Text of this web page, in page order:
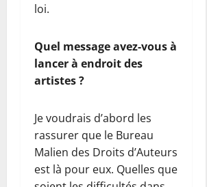
loi.
Quel message avez-vous à
lancer à endroit des
artistes ?
Je voudrais d’abord les
rassurer que le Bureau
Malien des Droits d’Auteurs
est là pour eux. Quelles que